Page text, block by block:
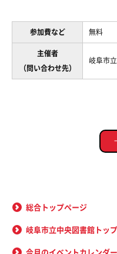
参加費など 無料
主催者
（問い合わせ先）
岐阜市
総合トップページ
岐阜市立中央図書館トッ
今月のイベントカレンダー